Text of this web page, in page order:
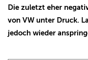
Die zuletzt eher
von VW unter Druck.
jedoch wieder